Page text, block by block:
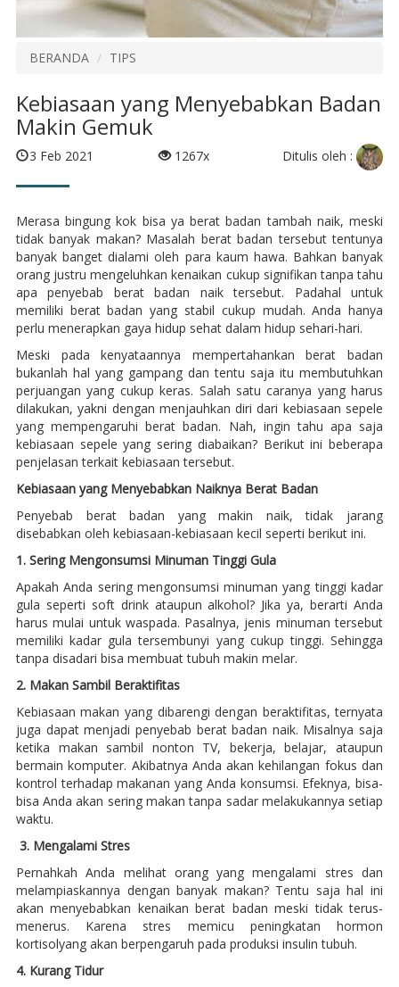
BERANDA TIPS
Kebiasaan yang Menyebabkan Badan
Makin Gemuk
3 Feb 2021 1267x Ditulis oleh :
Merasa bingung kok bisa ya berat badan tambah naik, meski
tidak banyak makan? Masalah berat badan tersebut tentunya
banyak banget dialami oleh para kaum hawa. Bahkan banyak
orang justru mengeluhkan kenaikan cukup signifikan tanpa tahu
apa penyebab berat badan naik tersebut. Padahal untuk
memiliki berat badan yang stabil cukup mudah. Anda hanya
perlu menerapkan gaya hidup sehat dalam hidup sehari-hari.
Meski pada kenyataannya mempertahankan berat badan
bukanlah hal yang gampang dan tentu saja itu membutuhkan
perjuangan yang cukup keras. Salah satu caranya yang harus
dilakukan, yakni dengan menjauhkan diri dari kebiasaan sepele
yang mempengaruhi berat badan. Nah, ingin tahu apa saja
kebiasaan sepele yang sering diabaikan? Berikut ini beberapa
penjelasan terkait kebiasaan tersebut.
Kebiasaan yang Menyebabkan Naiknya Berat Badan
Penyebab berat badan yang makin naik, tidak jarang
disebabkan oleh kebiasaan-kebiasaan kecil seperti berikut ini.
1. Sering Mengonsumsi Minuman Tinggi Gula
Apakah Anda sering mengonsumsi minuman yang tinggi kadar
gula seperti soft drink ataupun alkohol? Jika ya, berarti Anda
harus mulai untuk waspada. Pasalnya, jenis minuman tersebut
memiliki kadar gula tersembunyi yang cukup tinggi. Sehingga
tanpa disadari bisa membuat tubuh makin melar.
2. Makan Sambil Beraktifitas
Kebiasaan makan yang dibarengi dengan beraktifitas, ternyata
juga dapat menjadi penyebab berat badan naik. Misalnya saja
ketika makan sambil nonton TV, bekerja, belajar, ataupun
bermain komputer. Akibatnya Anda akan kehilangan fokus dan
kontrol terhadap makanan yang Anda konsumsi. Efeknya, bisa-
bisa Anda akan sering makan tanpa sadar melakukannya setiap
waktu.
3. Mengalami Stres
Pernahkah Anda melihat orang yang mengalami stres dan
melampiaskannya dengan banyak makan? Tentu saja hal ini
akan menyebabkan kenaikan berat badan meski tidak terus-
menerus. Karena stres memicu peningkatan hormon
kortisolyang akan berpengaruh pada produksi insulin tubuh.
4. Kurang Tidur